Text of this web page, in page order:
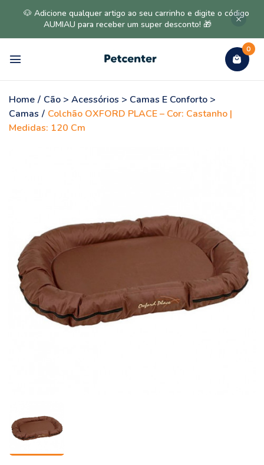
🐶 Adicione qualquer artigo ao seu carrinho e digite o código
AUMIAU para receber um super desconto! 🎁
0
Home / Cão > Acessórios > Camas E Conforto >
Camas / Colchão OXFORD PLACE – Cor: Castanho |
Medidas: 120 Cm